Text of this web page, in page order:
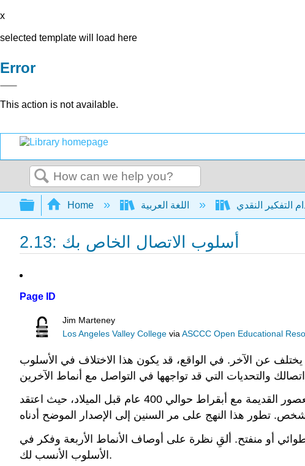
x
selected template will load here
Error
This action is not available.
Search
Expand/collapse global hierarchy
Home
2.13: أسلوب الاتصال الخاص بك
Page ID
Jim Marteney
Los Angeles Valley College viaASCCC Open Educational
عن الآخر. في الواقع، قد يكون هذا الاختلاف في الأسلوب
هناك مجموعة متنوعة من أساليب الاتصال التي تتعلق بشخصية الشخص. بدأ النهج الموصوف هنا في الواقع في العصور القديمة مع أبقراط حوالي 400 عام قبل الميلاد، حيث اعتقد
أو منفتح. ألقِ نظرة على أوصاف الأنماط الأربعة وفكر في
الأسلوب الأنسب لك.